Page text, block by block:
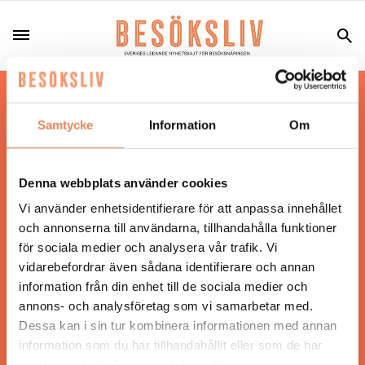
Samtycke Information Om
Denna webbplats använder cookies
Vi använder enhetsidentifierare för att anpassa innehållet
och annonserna till användarna, tillhandahålla funktioner
för sociala medier och analysera vår trafik. Vi
vidarebefordrar även sådana identifierare och annan
information från din enhet till de sociala medier och
annons- och analysföretag som vi samarbetar med.
Dessa kan i sin tur kombinera informationen med annan
information som du har tillhandahållit eller som de har
Hos oss läser du landets mest uppdaterade
nyheter och snackisar inom besöksnäringen.
Besöksliv i sin tryckta form är ett affärsmagasin
Tidningen ges ut avVisita
ANSVARIG UTGIVARE
Jonas Siljhammar
UPPHOVSRÄTT